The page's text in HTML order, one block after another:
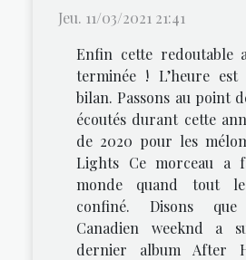
Jeu. 11/03/2021 21:41
Enfin cette redoutable
terminée ! L’heure est
bilan. Passons au point
écoutés durant cette
de 2020 pour les
Lights Ce morceau
monde quand tout
confiné. Disons
Canadien weeknd a
dernier album After